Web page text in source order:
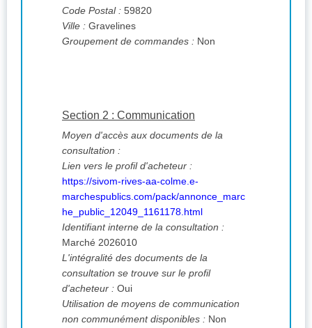
Code Postal : 59820
Ville : Gravelines
Groupement de commandes : Non
Section 2 : Communication
Moyen d'accès aux documents de la
consultation :
Lien vers le profil d'acheteur :
https://sivom-rives-aa-colme.e-
marchespublics.com/pack/annonce_marc
he_public_12049_1161178.html
Identifiant interne de la consultation :
Marché 2026010
L'intégralité des documents de la
consultation se trouve sur le profil
d'acheteur : Oui
Utilisation de moyens de communication
non communément disponibles : Non